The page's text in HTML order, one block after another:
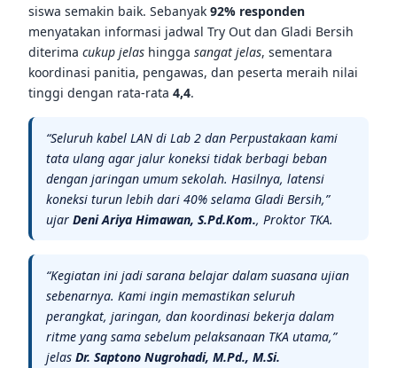
siswa semakin baik. Sebanyak 92% responden
menyatakan informasi jadwal Try Out dan Gladi Bersih
diterima cukup jelas hingga sangat jelas, sementara
koordinasi panitia, pengawas, dan peserta meraih nilai
tinggi dengan rata-rata 4,4.
“Seluruh kabel LAN di Lab 2 dan Perpustakaan kami
tata ulang agar jalur koneksi tidak berbagi beban
dengan jaringan umum sekolah. Hasilnya, latensi
koneksi turun lebih dari 40% selama Gladi Bersih,”
ujar Deni Ariya Himawan, S.Pd.Kom., Proktor TKA.
“Kegiatan ini jadi sarana belajar dalam suasana ujian
sebenarnya. Kami ingin memastikan seluruh
perangkat, jaringan, dan koordinasi bekerja dalam
ritme yang sama sebelum pelaksanaan TKA utama,”
jelas Dr. Saptono Nugrohadi, M.Pd., M.Si.